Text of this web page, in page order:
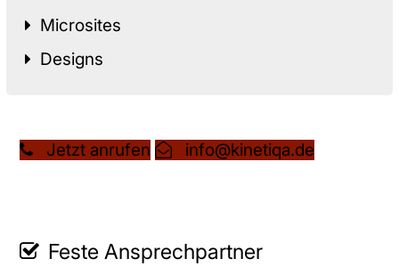
Microsites
Designs
Jetzt anrufen info@kinetiqa.de
Feste Ansprechpartner